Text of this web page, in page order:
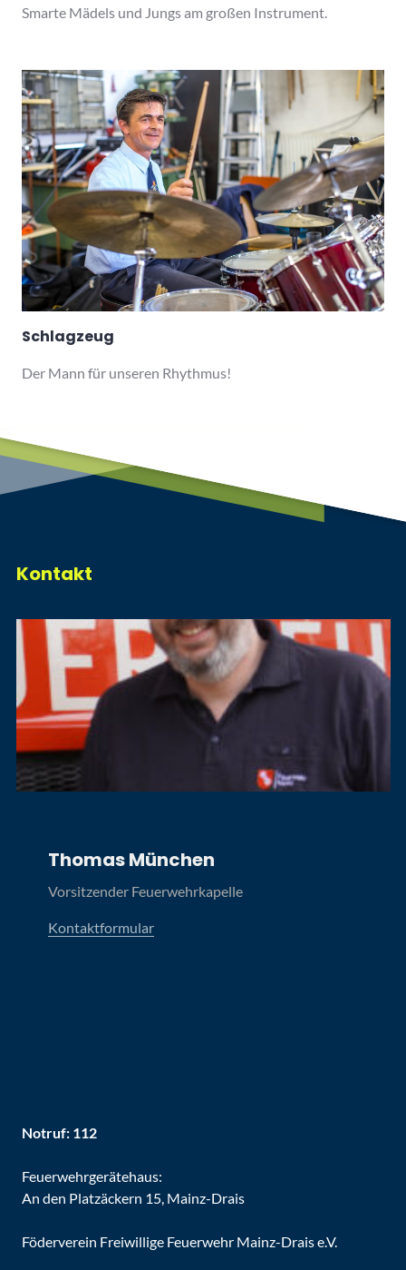
Smarte Mädels und Jungs am großen Instrument.
Schlagzeug
Der Mann für unseren Rhythmus!
Kontakt
Thomas München
Vorsitzender Feuerwehrkapelle
Kontaktformular
Notruf: 112
Feuerwehrgerätehaus:
An den Platzäckern 15, Mainz-Drais
Föderverein Freiwillige Feuerwehr Mainz-Drais e.V.